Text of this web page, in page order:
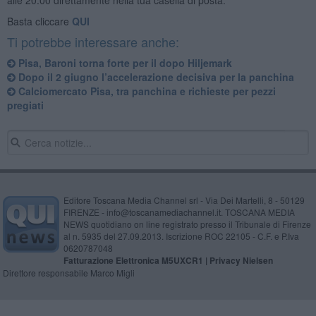
Basta cliccare QUI
Ti potrebbe interessare anche:
Pisa, Baroni torna forte per il dopo Hiljemark
Dopo il 2 giugno l’accelerazione decisiva per la panchina
Calciomercato Pisa, tra panchina e richieste per pezzi
pregiati
Editore Toscana Media Channel srl - Via Dei Martelli, 8 - 50129
FIRENZE - info@toscanamediachannel.it. TOSCANA MEDIA
NEWS quotidiano on line registrato presso il Tribunale di Firenze
al n. 5935 del 27.09.2013. Iscrizione ROC 22105 - C.F. e P.Iva
0620787048
Fatturazione Elettronica M5UXCR1 | Privacy Nielsen
Direttore responsabile Marco Migli